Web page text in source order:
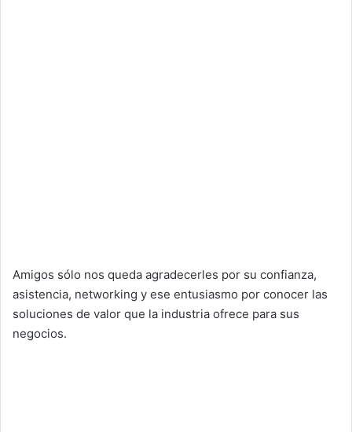
Amigos sólo nos queda agradecerles por su confianza,
asistencia, networking y ese entusiasmo por conocer las
soluciones de valor que la industria ofrece para sus
negocios.